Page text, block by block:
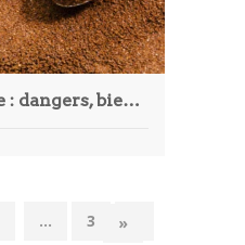
Chicorée soluble : dangers, bienfaits et alternatives
... 3 »